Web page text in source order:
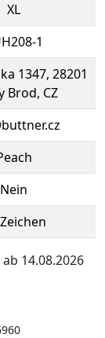
XL
1
1347, 28201
Brod, CZ
Nein
14.08.2026